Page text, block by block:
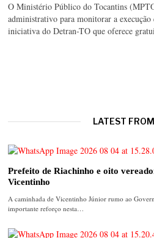
O Ministério Público do Tocantins
administrativo para monitorar a
iniciativa do Detran-TO que oferece
LATEST
Prefeito de Riachinho e oito
Vicentinho
A caminhada de Vicentinho Júnior rumo ao
importante reforço nesta…